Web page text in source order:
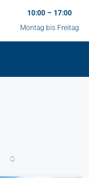
10:00 – 17:00
Montag bis Freitag